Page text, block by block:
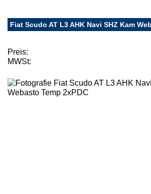
Fiat Scudo AT L3 AHK Navi SHZ Kam
Preis:
MWSt: